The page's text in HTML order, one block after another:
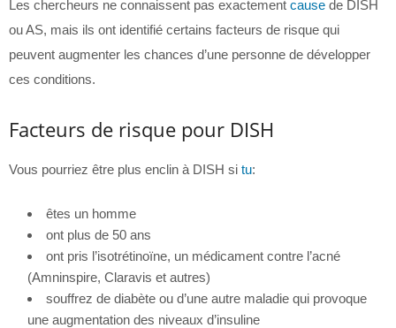
Les chercheurs ne connaissent pas exactement cause de DISH
ou AS, mais ils ont identifié certains facteurs de risque qui
peuvent augmenter les chances d’une personne de développer
ces conditions.
Facteurs de risque pour DISH
Vous pourriez être plus enclin à DISH si tu:
êtes un homme
ont plus de 50 ans
ont pris l’isotrétinoïne, un médicament contre l’acné
(Amninspire, Claravis et autres)
souffrez de diabète ou d’une autre maladie qui provoque
une augmentation des niveaux d’insuline